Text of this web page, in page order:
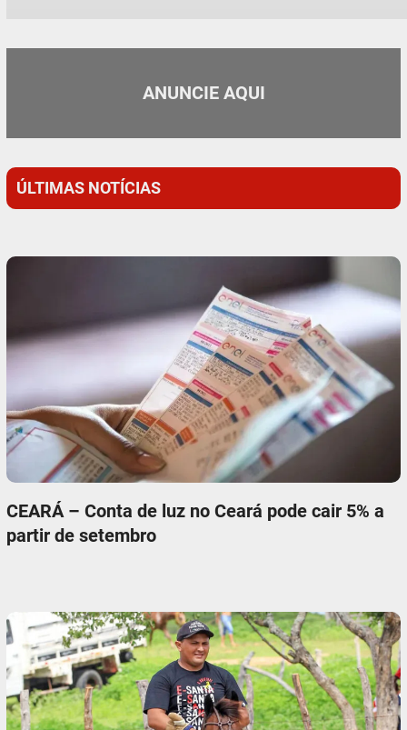
ANUNCIE AQUI
ÚLTIMAS NOTÍCIAS
CEARÁ – Conta de luz no Ceará pode cair 5% a
partir de setembro